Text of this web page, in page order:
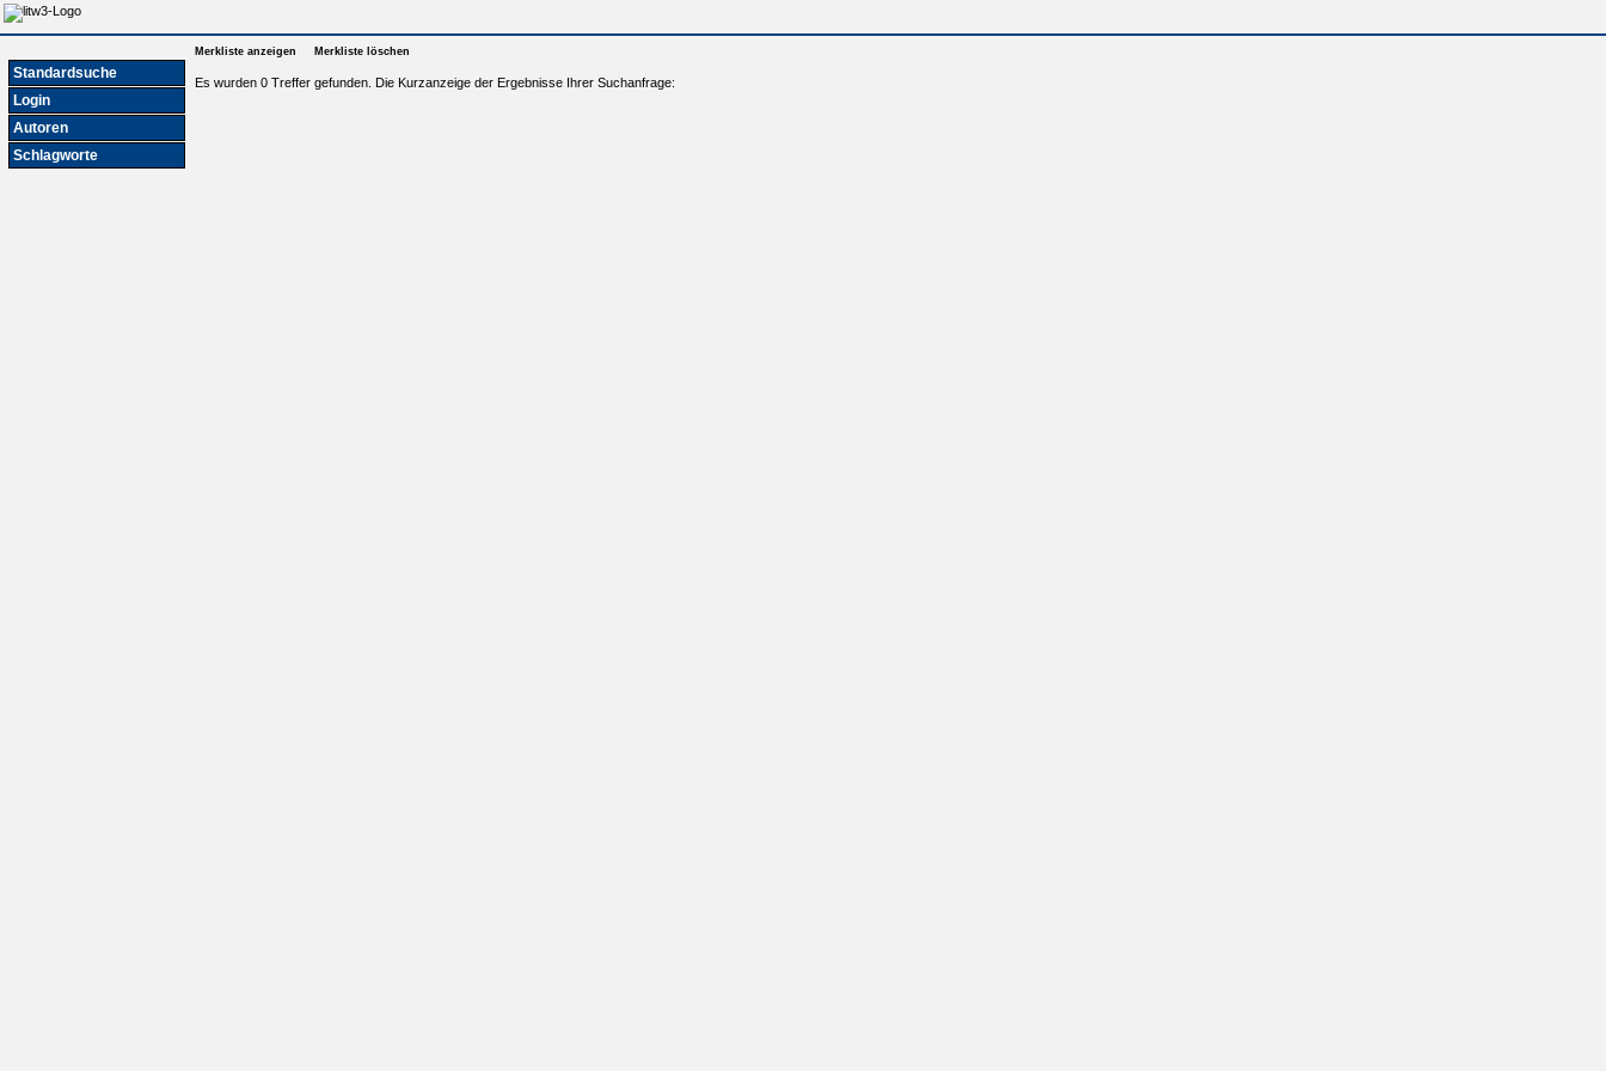
Standardsuche
Login
Autoren
Schlagworte
Merkliste anzeigen Merkliste löschen
Es wurden 0 Treffer gefunden. Die Kurzanzeige der Ergebnisse Ihrer Suchanfrage: